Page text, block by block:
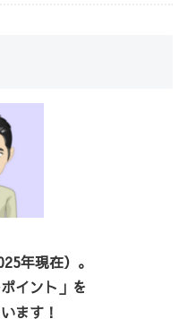
年現在）。
イント」を
ます！